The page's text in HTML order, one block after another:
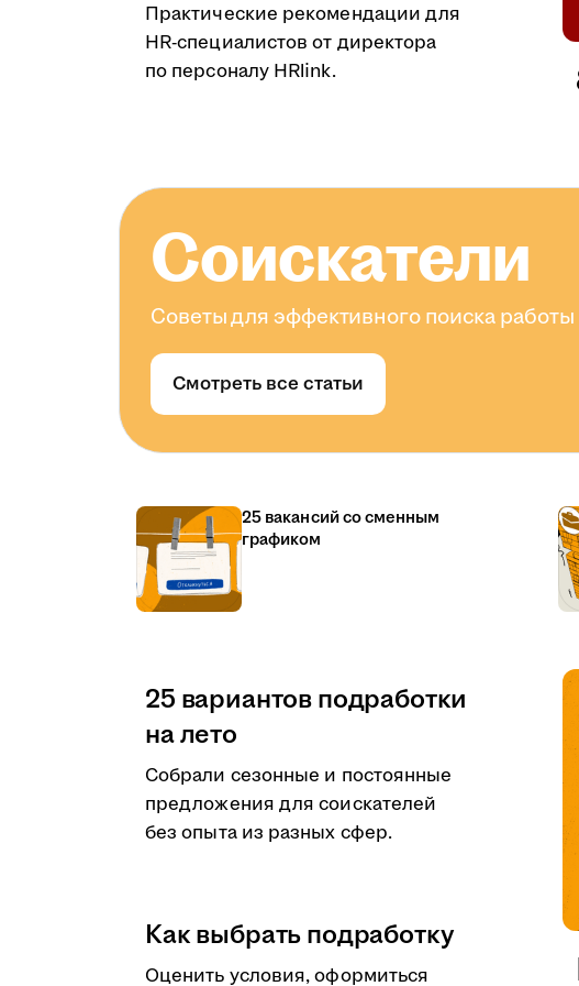
Практические рекомендации для
HR-специалистов от директора
по персоналу HRlink.
Соискатели
Советы для эффективного поиска
Смотреть все статьи
25 вакансий со сменным
графиком
25 вариантов подработки
на лето
Собрали сезонные и постоянные
предложения для соискателей
без опыта из разных сфер.
Как выбрать подработку
Оценить условия, оформиться